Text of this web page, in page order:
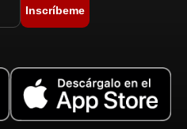
Inscríbeme